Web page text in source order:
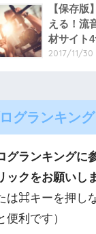
【保存版
える！流
材サイト
2017/11/30
グランキング
グランキングに
ックをお願いし
は⌘キーを押し
便利です）